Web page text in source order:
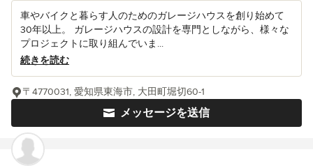
車やバイクと暮らす人のためのガレージハウスを創り始めて
30年以上。 ガレージハウスの設計を専門としながら、様々な
プロジェクトに取り組んでいま...
続きを読む
メッセージを送信
〒4770031, 愛知県東海市, 大田町堀切60-1